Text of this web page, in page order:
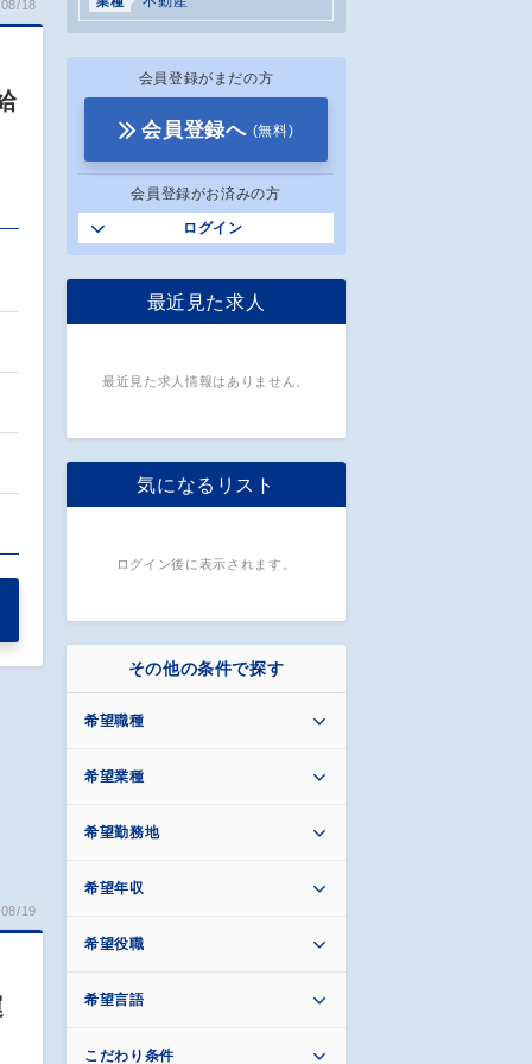
18
19
会員登録がまだの方
会員登録へ (無料)
会員登録がお済みの方
ログイン
最近見た求人
最近見た求人情報はありません。
気になるリスト
ログイン後に表示されます。
その他の条件で探す
希望職種
希望業種
希望勤務地
希望年収
希望役職
希望言語
こだわり条件